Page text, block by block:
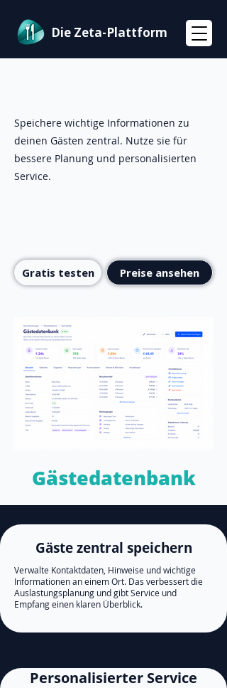
Die Zeta-Plattform
Speichere wichtige Informationen zu
deinen Gästen zentral. Nutze sie für
bessere Planung und personalisierten
Service.
Gratis testen Preise ansehen
Gästedatenbank
Gäste zentral speichern
Verwalte Kontaktdaten, Hinweise und wichtige
Informationen an einem Ort. Das verbessert die
Auslastungsplanung und gibt Service und
Empfang einen klaren Überblick.
Personalisierter Service